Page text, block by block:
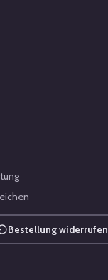
Bestellung widerrufen